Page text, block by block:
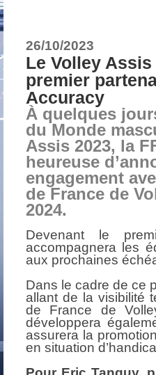
CONTRE LES VIOLENCES
26/10/2023
Le Volley
premier
Accuracy
À quelques
du Monde
Assis 2023, la
heureuse
engagement
de France de
2024.
Devenant le
accompagnera les
aux prochaines
Dans le cadre de ce
allant de la visibilité
de France de
développera
assurera la
en situation